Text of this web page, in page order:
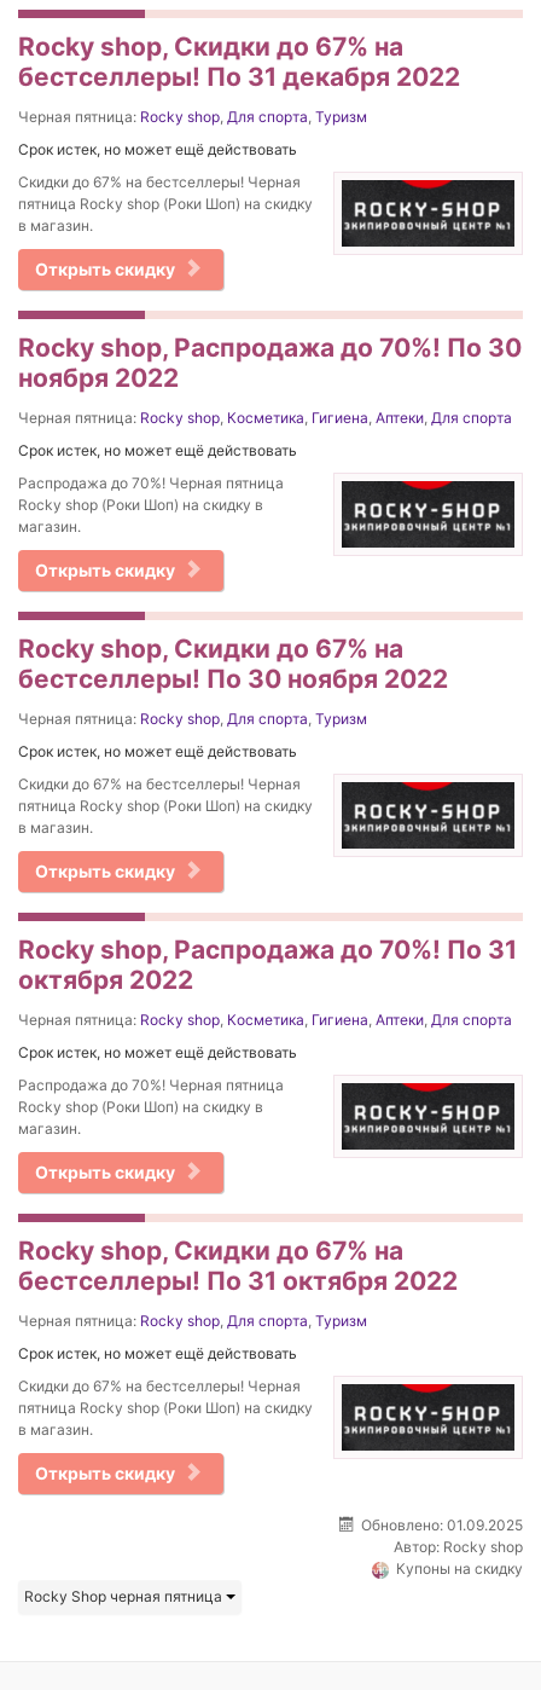
Rocky shop, Скидки до 67% на
бестселлеры! По 31 декабря 2022
Черная пятница: Rocky shop, Для спорта, Туризм
Срок истек, но может ещё действовать
Скидки до 67% на бестселлеры! Черная
пятница Rocky shop (Роки Шоп) на скидку
в магазин.
Открыть скидку
Rocky shop, Распродажа до 70%! По 30
ноября 2022
Черная пятница: Rocky shop, Косметика, Гигиена, Аптеки, Для спорта
Срок истек, но может ещё действовать
Распродажа до 70%! Черная пятница
Rocky shop (Роки Шоп) на скидку в
магазин.
Открыть скидку
Rocky shop, Скидки до 67% на
бестселлеры! По 30 ноября 2022
Черная пятница: Rocky shop, Для спорта, Туризм
Срок истек, но может ещё действовать
Скидки до 67% на бестселлеры! Черная
пятница Rocky shop (Роки Шоп) на скидку
в магазин.
Открыть скидку
Rocky shop, Распродажа до 70%! По 31
октября 2022
Черная пятница: Rocky shop, Косметика, Гигиена, Аптеки, Для спорта
Срок истек, но может ещё действовать
Распродажа до 70%! Черная пятница
Rocky shop (Роки Шоп) на скидку в
магазин.
Открыть скидку
Rocky shop, Скидки до 67% на
бестселлеры! По 31 октября 2022
Черная пятница: Rocky shop, Для спорта, Туризм
Срок истек, но может ещё действовать
Скидки до 67% на бестселлеры! Черная
пятница Rocky shop (Роки Шоп) на скидку
в магазин.
Открыть скидку
Обновлено: 01.09.2025
Автор: Rocky shop
Купоны на скидку
Rocky Shop черная пятница